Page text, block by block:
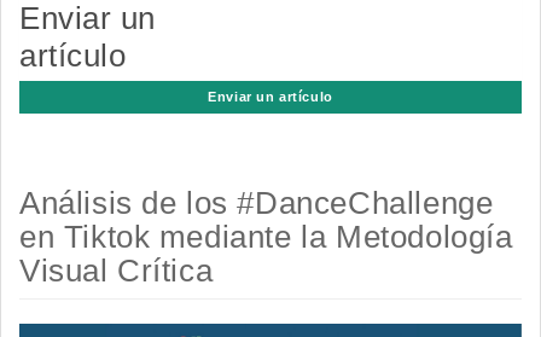
Enviar un
artículo
Enviar un artículo
Análisis de los #DanceChallenge
en Tiktok mediante la Metodología
Visual Crítica